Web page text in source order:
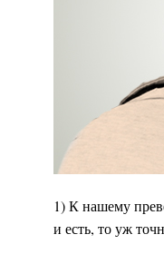
1) К нашему
и есть, то уж